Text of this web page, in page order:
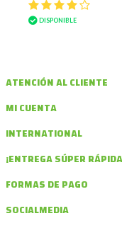
DISPONIBLE
ATENCIÓN AL CLIENTE
MI CUENTA
INTERNATIONAL
¡ENTREGA SÚPER
FORMAS DE PAGO
SOCIALMEDIA